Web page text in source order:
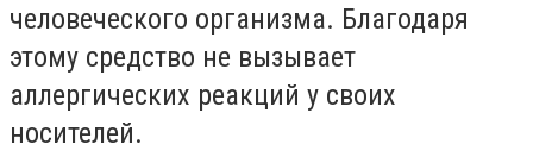
человеческого организма. Благодаря
этому средство не вызывает
аллергических реакций у своих
носителей.